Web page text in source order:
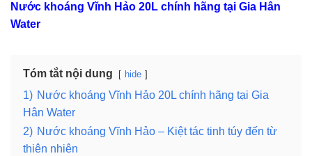
Nước khoáng Vĩnh Hảo 20L chính hãng tại Gia Hân
Water
Tóm tắt nội dung hide
1) Nước khoáng Vĩnh Hảo 20L chính hãng tại Gia
Hân Water
2) Nước khoáng Vĩnh Hảo – Kiệt tác tinh túy đến từ
thiên nhiên